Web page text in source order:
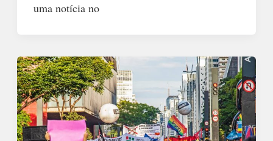
uma notícia no